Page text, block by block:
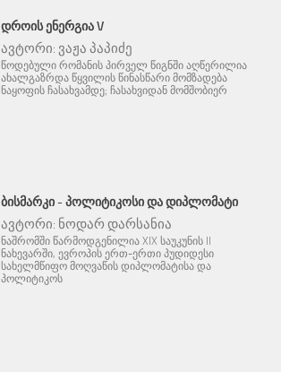
ᲓᲠᲝᲘᲡ ᲔᲜᲔᲠᲒᲘᲐ V
ავტორი: ვაჟა პაპიძე
წოდებული რომანის პირველ წიგნში აღწერილია
ახალგაზრდა წყვილის წინასწარი მომზადება
ნაყოფის ჩასახვამდე; ჩასახვიდან მომშობიერ
ᲑᲘᲡᲛᲐᲠᲙᲘ - ᲞᲝᲚᲘᲢᲘᲙᲝᲡᲘ ᲓᲐ ᲓᲘᲞᲚᲝᲛᲐᲢᲘ
ავტორი: ნოდარ დარსანია
ნაშრომში წარმოდგენილია XIX საუკუნის II
ნახევარში, ევროპის ერთ-ერთი პუდიდესი
სახელმწიფო მოღვაწის დიპლომატისა და
პოლიტიკოს